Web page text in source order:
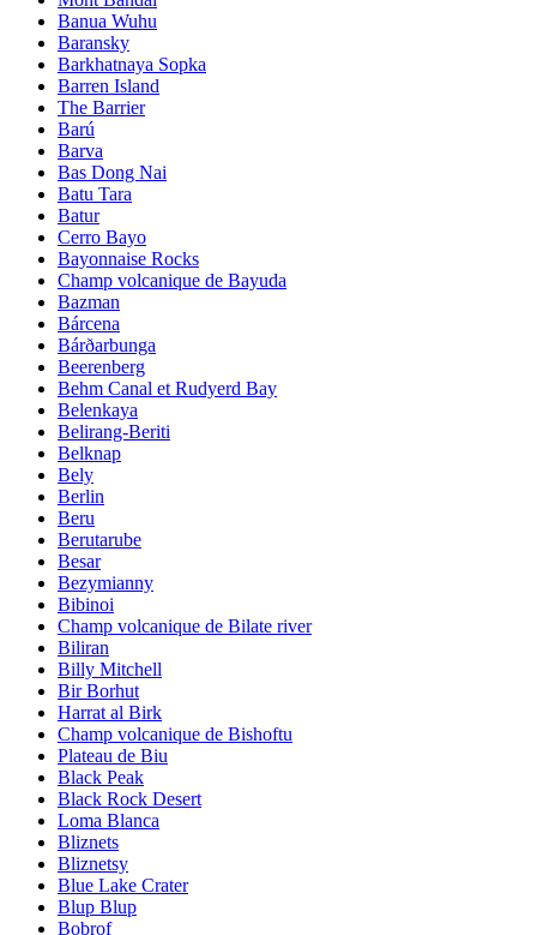
Banua Wuhu
Baransky
Barkhatnaya Sopka
Barren Island
The Barrier
Barú
Barva
Bas Dong Nai
Batu Tara
Batur
Cerro Bayo
Bayonnaise Rocks
Champ volcanique de Bayuda
Bazman
Bárcena
Bárðarbunga
Beerenberg
Behm Canal et Rudyerd Bay
Belenkaya
Belirang-Beriti
Belknap
Bely
Berlin
Beru
Berutarube
Besar
Bezymianny
Bibinoi
Champ volcanique de Bilate river
Biliran
Billy Mitchell
Bir Borhut
Harrat al Birk
Champ volcanique de Bishoftu
Plateau de Biu
Black Peak
Black Rock Desert
Loma Blanca
Bliznets
Bliznetsy
Blue Lake Crater
Blup Blup
Bobrof